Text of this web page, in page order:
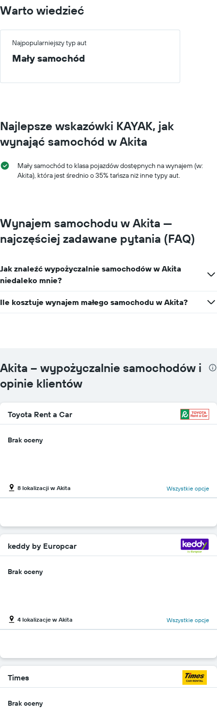
Warto wiedzieć
Najpopularniejszy typ aut
Mały samochód
Najlepsze wskazówki KAYAK, jak
wynająć samochód w Akita
Mały samochód to klasa pojazdów dostępnych na wynajem (w:
Akita), która jest średnio o 35% tańsza niż inne typy aut.
Wynajem samochodu w Akita —
najczęściej zadawane pytania (FAQ)
Jak znaleźć wypożyczalnie samochodów w Akita
niedaleko mnie?
Ile kosztuje wynajem małego samochodu w Akita?
Akita – wypożyczalnie samochodów i
opinie klientów
Toyota Rent a Car
Brak oceny
8 lokalizacji w Akita Wszystkie opcje
keddy by Europcar
Brak oceny
4 lokalizacje w Akita Wszystkie opcje
Times
Brak oceny